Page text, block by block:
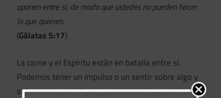
oponen entre sí, de modo que ustedes no pueden hacer
lo que quieren.
(Gálatas 5:17)
La carne y el Espíritu están en batalla entre sí.
Podemos tener un impulso o un sentir sobre algo y
sabemos en nuestros corazones que es correcto,